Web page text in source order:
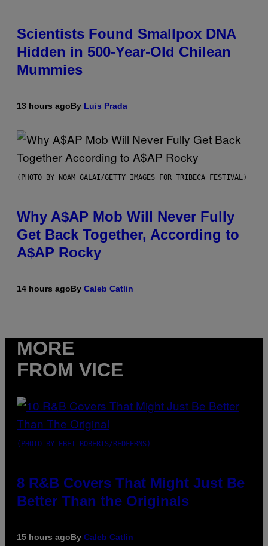
Scientists Found Smallpox DNA
Hidden in 500-Year-Old Chilean
Mummies
13 hours agoBy Luis Prada
(PHOTO BY NOAM GALAI/GETTY IMAGES FOR TRIBECA FESTIVAL)
Why A$AP Mob Will Never Fully
Get Back Together, According to
A$AP Rocky
14 hours agoBy Caleb Catlin
MORE
FROM VICE
(PHOTO BY EBET ROBERTS/REDFERNS)
8 R&B Covers That Might Just Be
Better Than the Originals
15 hours agoBy Caleb Catlin